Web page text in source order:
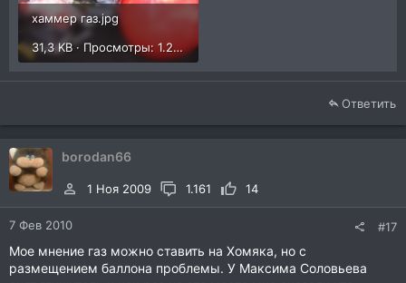
хаммер газ.jpg
31,3 KB · Просмотры: 1.225
Ответить
borodan66
1 Ноя 2009 1.161 14
7 Фев 2010 #17
Мое мнение газ можно ставить на Хомяка, но с
размещением баллона проблемы. У Максима Соловьева